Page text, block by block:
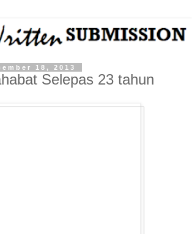
18, 2013
Selepas 23 tahun